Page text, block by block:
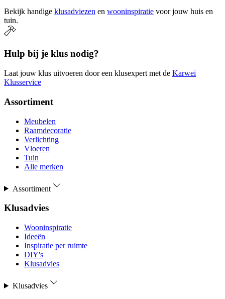
Bekijk handige klusadviezen en wooninspiratie voor jouw huis en
tuin.
Hulp bij je klus nodig?
Laat jouw klus uitvoeren door een klusexpert met de Karwei
Klusservice
Assortiment
Meubelen
Raamdecoratie
Verlichting
Vloeren
Tuin
Alle merken
Assortiment
Klusadvies
Wooninspiratie
Ideeën
Inspiratie per ruimte
DIY's
Klusadvies
Klusadvies